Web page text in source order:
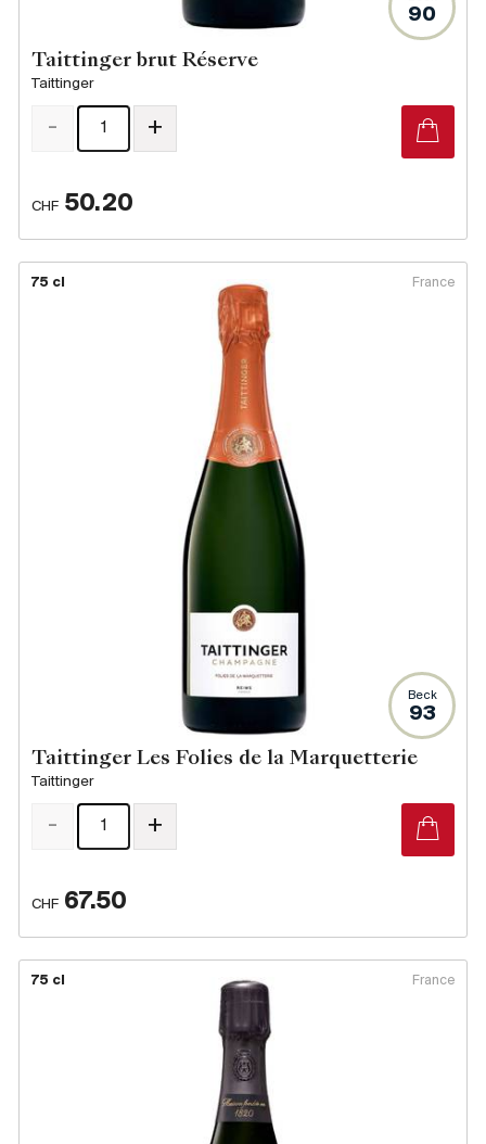
90
Taittinger brut Réserve
Taittinger
CHF 50.20
- +
75 cl France
Beck
93
Taittinger Les Folies de la Marquetterie
Taittinger
CHF 67.50
- +
75 cl France